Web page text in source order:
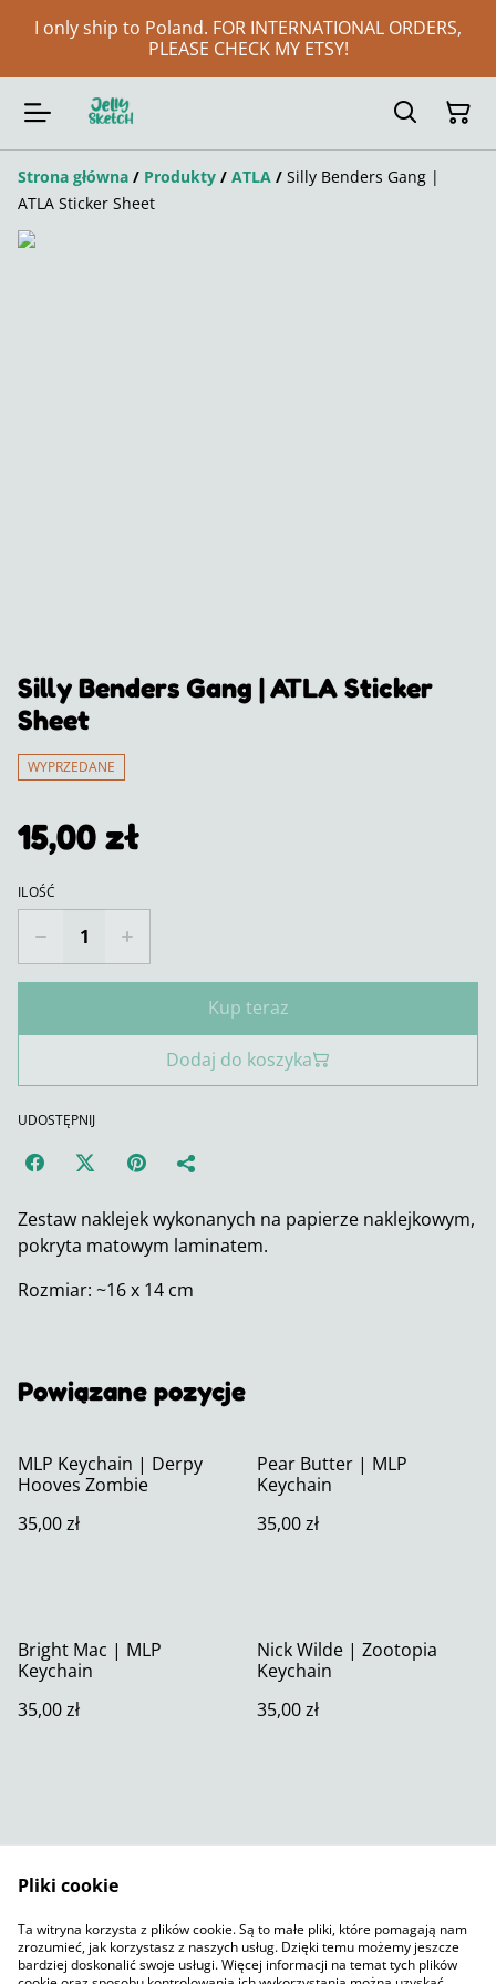
I only ship to Poland. FOR INTERNATIONAL ORDERS,
PLEASE CHECK MY ETSY!
Strona główna / Produkty / ATLA / Silly Benders Gang |
ATLA Sticker Sheet
Silly Benders Gang | ATLA Sticker
Sheet
WYPRZEDANE
15,00 zł
ILOŚĆ
Kup teraz
Dodaj do koszyka
UDOSTĘPNIJ
Zestaw naklejek wykonanych na papierze naklejkowym,
pokryta matowym laminatem.
Rozmiar: ~16 x 14 cm
Powiązane pozycje
MLP Keychain | Derpy
Hooves Zombie
35,00 zł
Pear Butter | MLP
Keychain
35,00 zł
Bright Mac | MLP
Keychain
35,00 zł
Nick Wilde | Zootopia
Keychain
35,00 zł
Polityka prywatności
SumUp
Polityka plików cookie
Pliki cookie
Ta witryna korzysta z plików cookie. Są to małe pliki, które pomagają nam
zrozumieć, jak korzystasz z naszych usług. Dzięki temu możemy jeszcze
bardziej doskonalić swoje usługi. Więcej informacji na temat tych plików